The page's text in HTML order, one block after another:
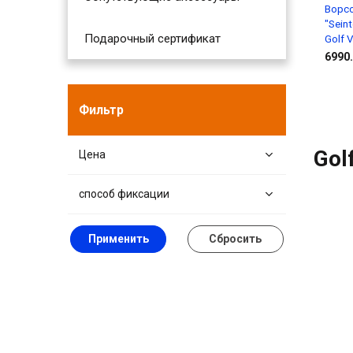
Подарочный сертификат
Фильтр
Цена
способ фиксации
Применить Сбросить
Golf